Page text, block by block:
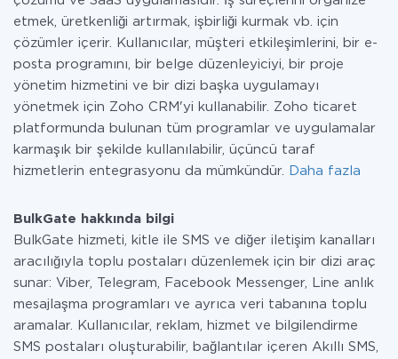
etmek, üretkenliği artırmak, işbirliği kurmak vb. için
çözümler içerir. Kullanıcılar, müşteri etkileşimlerini, bir e-
posta programını, bir belge düzenleyiciyi, bir proje
yönetim hizmetini ve bir dizi başka uygulamayı
yönetmek için Zoho CRM'yi kullanabilir. Zoho ticaret
platformunda bulunan tüm programlar ve uygulamalar
karmaşık bir şekilde kullanılabilir, üçüncü taraf
hizmetlerin entegrasyonu da mümkündür.
Daha fazla
BulkGate hakkında bilgi
BulkGate hizmeti, kitle ile SMS ve diğer iletişim kanalları
aracılığıyla toplu postaları düzenlemek için bir dizi araç
sunar: Viber, Telegram, Facebook Messenger, Line anlık
mesajlaşma programları ve ayrıca veri tabanına toplu
aramalar. Kullanıcılar, reklam, hizmet ve bilgilendirme
SMS postaları oluşturabilir, bağlantılar içeren Akıllı SMS,